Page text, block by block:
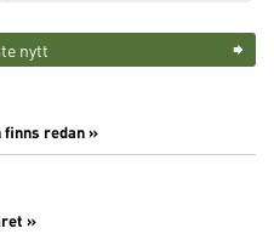
nytt
redan »
»